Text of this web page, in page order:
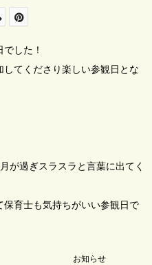
した！
てくださり楽しい参観日とな
が過ぎスラスラと言葉に出てく
育士も気持ちがいい参観日で
お知らせ